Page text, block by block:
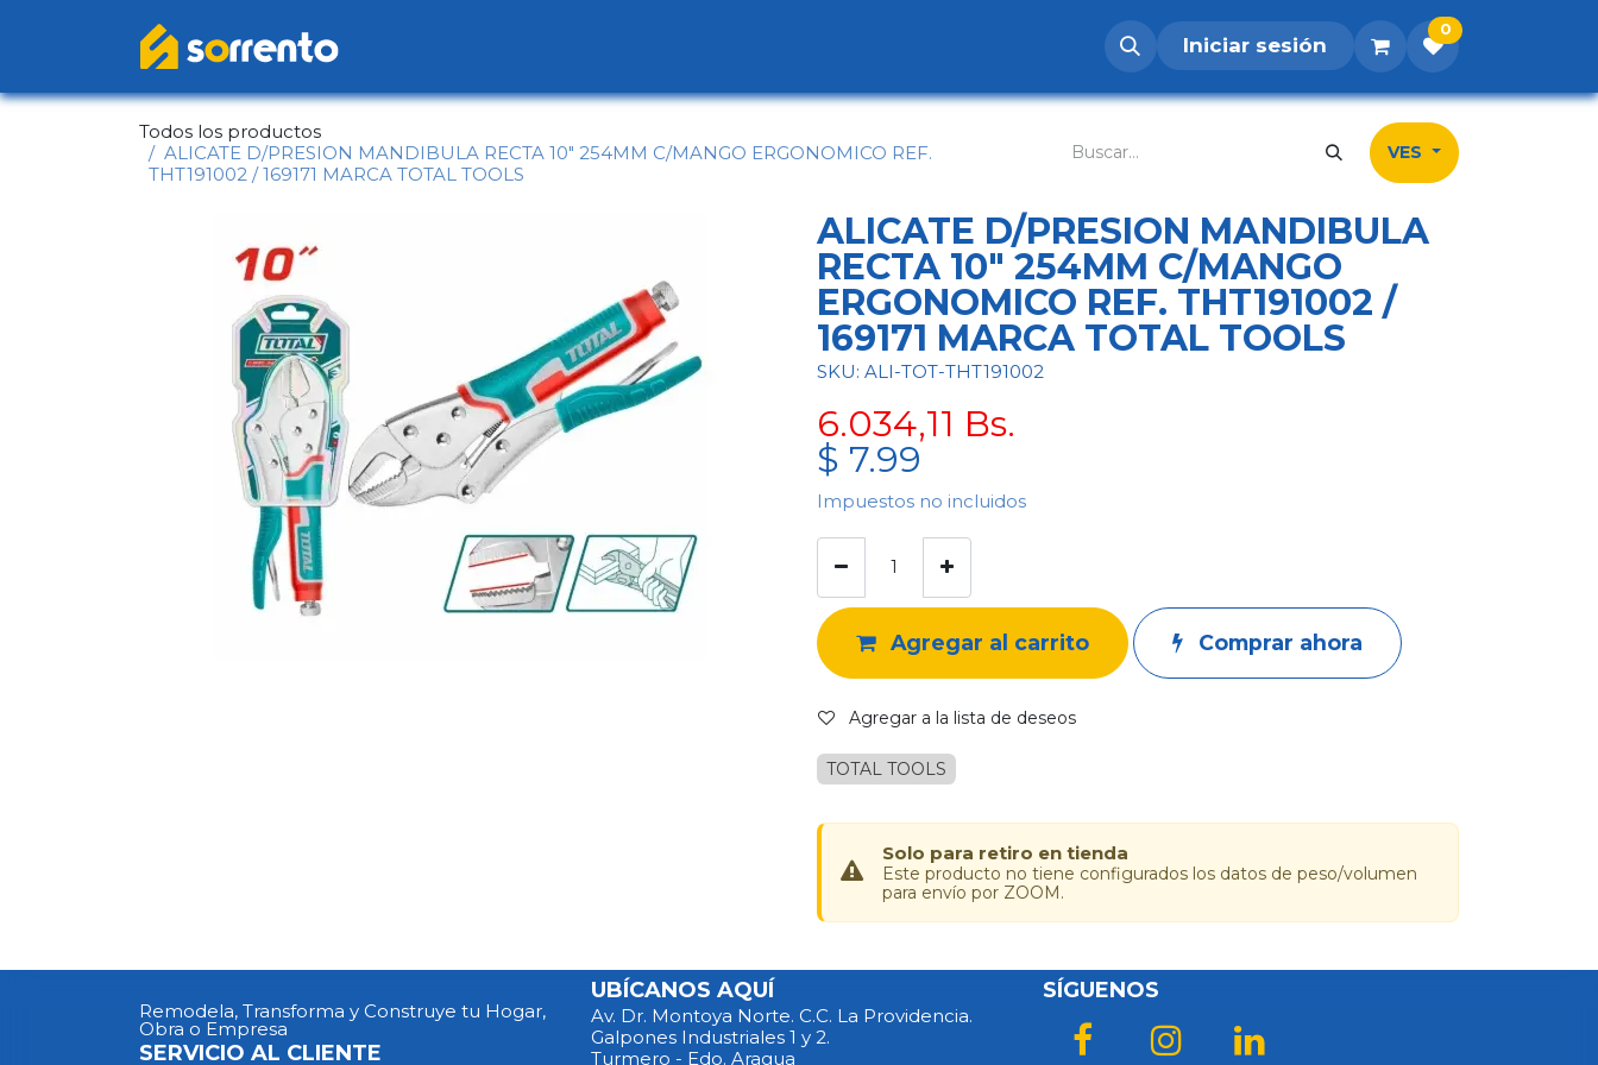
Postúlate Inicio Tienda
Iniciar sesión
0
Todos los productos
ALICATE D/PRESION MANDIBULA RECTA 10" 254MM C/MANGO ERGONOMICO REF.
THT191002 / 169171 MARCA TOTAL TOOLS
VES
ALICATE D/PRESION MANDIBULA
RECTA 10" 254MM C/MANGO
ERGONOMICO REF. THT191002 /
169171 MARCA TOTAL TOOLS
SKU: ALI-TOT-THT191002
6.034,11 Bs.
$ 7.99
Impuestos no incluidos
Agregar al carrito Comprar ahora
Agregar a la lista de deseos
TOTAL TOOLS
Solo para retiro en tienda
Este producto no tiene configurados los datos de peso/volumen
para envío por ZOOM.
Remodela, Transforma y Construye tu Hogar,
Obra o Empresa
SERVICIO AL CLIENTE
UBÍCANOS AQUÍ
Av. Dr. Montoya Norte. C.C. La Providencia.
Galpones Industriales 1 y 2.
Turmero - Edo. Aragua
SÍGUENOS